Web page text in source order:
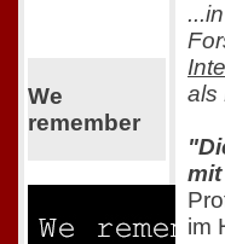
We
remember
als
im